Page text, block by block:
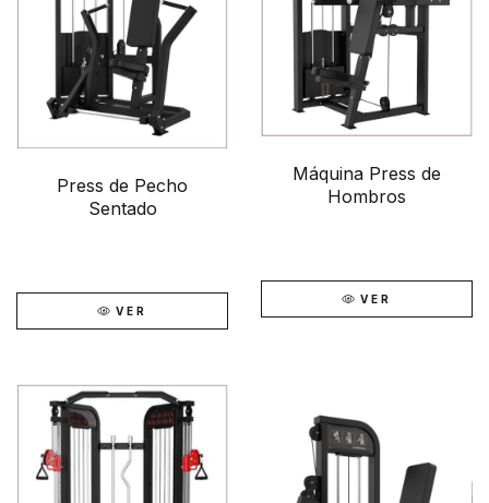
Press de Pecho
Sentado
VER
Máquina Press de
Hombros
VER